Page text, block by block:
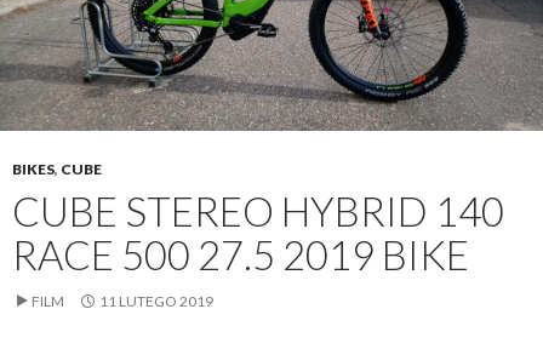
BIKES, CUBE
CUBE STEREO HYBRID 140
RACE 500 27.5 2019 BIKE
FILM 11 LUTEGO 2019